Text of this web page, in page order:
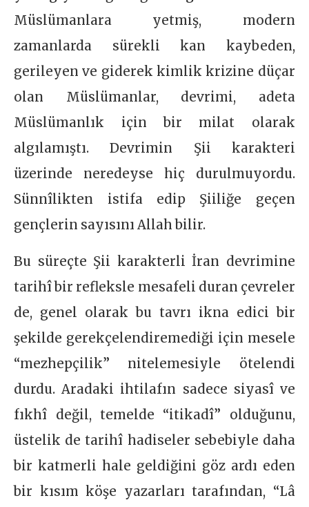
Müslümanlara yetmiş, modern
zamanlarda sürekli kan kaybeden,
gerileyen ve giderek kimlik krizine düçar
olan Müslümanlar, devrimi, adeta
Müslümanlık için bir milat olarak
algılamıştı. Devrimin Şii karakteri
üzerinde neredeyse hiç durulmuyordu.
Sünnîlikten istifa edip Şiiliğe geçen
gençlerin sayısını Allah bilir.
Bu süreçte Şii karakterli İran devrimine
tarihî bir refleksle mesafeli duran çevreler
de, genel olarak bu tavrı ikna edici bir
şekilde gerekçelendiremediği için mesele
“mezhepçilik” nitelemesiyle ötelendi
durdu. Aradaki ihtilafın sadece siyasî ve
fıkhî değil, temelde “itikadî” olduğunu,
üstelik de tarihî hadiseler sebebiyle daha
bir katmerli hale geldiğini göz ardı eden
bir kısım köşe yazarları tarafından, “Lâ